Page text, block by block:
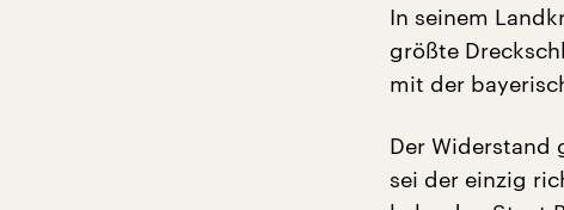
In seinem
größte
mit der
Der Widerstand
sei der einzig